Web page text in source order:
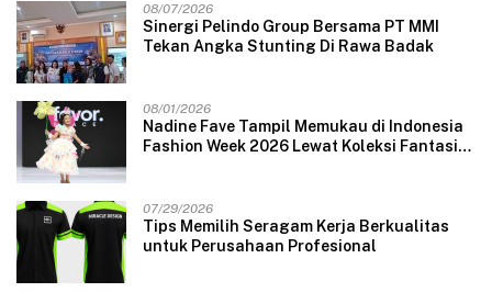
08/07/2026
Sinergi Pelindo Group Bersama PT MMI
Tekan Angka Stunting Di Rawa Badak
08/01/2026
Nadine Fave Tampil Memukau di Indonesia
Fashion Week 2026 Lewat Koleksi Fantasi
07/29/2026
Tips Memilih Seragam Kerja Berkualitas
untuk Perusahaan Profesional